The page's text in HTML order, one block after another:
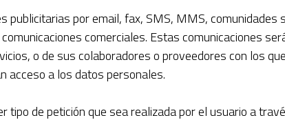
publicitarias por email, fax, SMS, MMS,
comerciales. Estas comunicaciones
o de sus colaboradores o proveedores con los
acceso a los datos personales.
tipo de petición que sea realizada por el usuario a